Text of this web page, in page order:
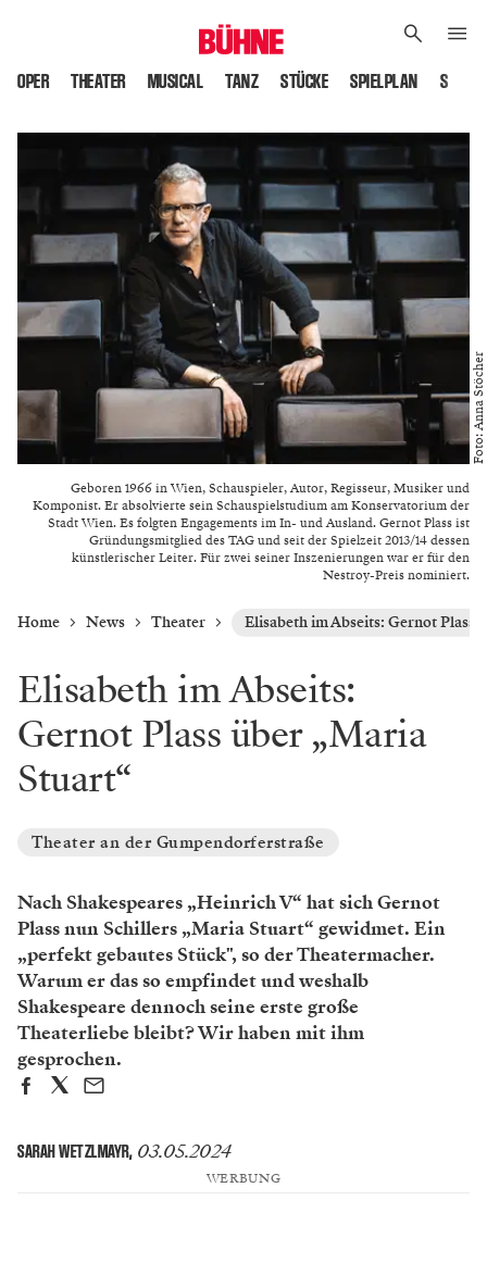
OPER THEATER MUSICAL TANZ STÜCKE SPIELPLAN
Geboren 1966 in Wien, Schauspieler, Autor, Regisseur, Musiker und
Komponist. Er absolvierte sein Schauspielstudium am Konservatorium der
Stadt Wien. Es folgten Engagements im In- und Ausland. Gernot Plass ist
Gründungsmitglied des TAG und seit der Spielzeit 2013/14 dessen
künstlerischer Leiter. Für zwei seiner Inszenierungen war er für den
Nestroy-Preis nominiert.
Foto: Anna Stöcher
Home News Theater Elisabeth im Abseits: Gernot Plass
Elisabeth im Abseits:
Gernot Plass über „Maria
Stuart“
Theater an der Gumpendorferstraße
Nach Shakespeares „Heinrich V“ hat sich Gernot
Plass nun Schillers „Maria Stuart“ gewidmet. Ein
„perfekt gebautes Stück", so der Theatermacher.
Warum er das so empfindet und weshalb
Shakespeare dennoch seine erste große
Theaterliebe bleibt? Wir haben mit ihm
gesprochen.
SARAH WETZLMAYR, 03.05.2024
WERBUNG